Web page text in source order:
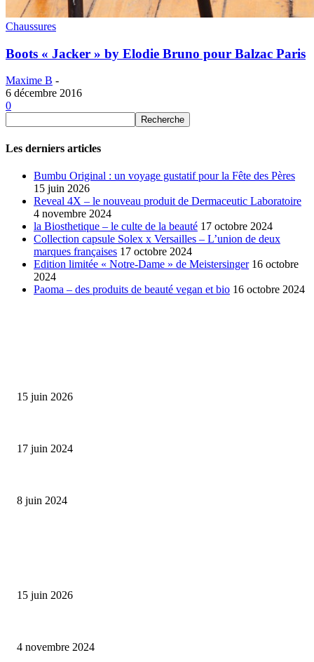
Chaussures
Boots « Jacker » by Elodie Bruno pour Balzac Paris
Maxime B -
6 décembre 2016
0
Les derniers articles
Bumbu Original : un voyage gustatif pour la Fête des Pères
15 juin 2026
Reveal 4X – le nouveau produit de Dermaceutic Laboratoire
4 novembre 2024
la Biosthetique – le culte de la beauté 17 octobre 2024
Collection capsule Solex x Versailles – L’union de deux
marques françaises 17 octobre 2024
Edition limitée « Notre-Dame » de Meistersinger 16 octobre
2024
Paoma – des produits de beauté vegan et bio 16 octobre 2024
15 juin 2026
17 juin 2024
8 juin 2024
15 juin 2026
4 novembre 2024